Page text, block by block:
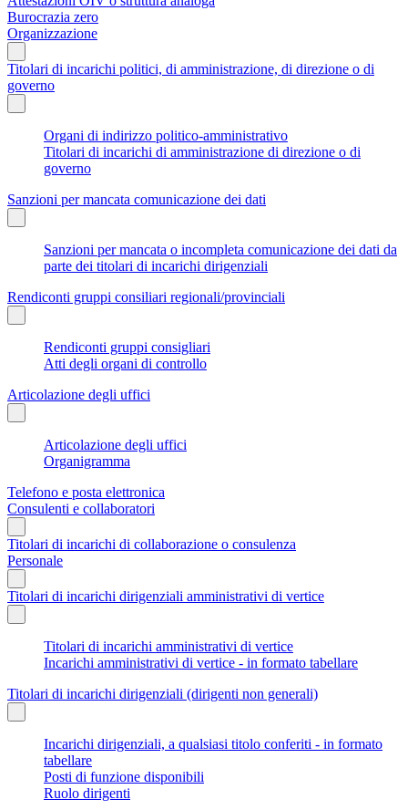
Burocrazia zero
Organizzazione
Titolari di incarichi politici, di amministrazione, di direzione o di
governo
Organi di indirizzo politico-amministrativo
Titolari di incarichi di amministrazione di direzione o di
governo
Sanzioni per mancata comunicazione dei dati
Sanzioni per mancata o incompleta comunicazione dei dati da
parte dei titolari di incarichi dirigenziali
Rendiconti gruppi consiliari regionali/provinciali
Rendiconti gruppi consigliari
Atti degli organi di controllo
Articolazione degli uffici
Articolazione degli uffici
Organigramma
Telefono e posta elettronica
Consulenti e collaboratori
Titolari di incarichi di collaborazione o consulenza
Personale
Titolari di incarichi dirigenziali amministrativi di vertice
Titolari di incarichi amministrativi di vertice
Incarichi amministrativi di vertice - in formato tabellare
Titolari di incarichi dirigenziali (dirigenti non generali)
Incarichi dirigenziali, a qualsiasi titolo conferiti - in formato
tabellare
Posti di funzione disponibili
Ruolo dirigenti